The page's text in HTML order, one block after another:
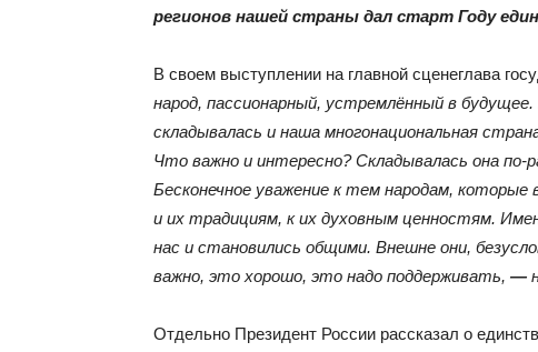
регионов нашей страны дал старт Году
В своем выступлении на главной сценеглава
народ, пассионарный, устремлённый в
складывалась и наша многонациональная
Что важно и интересно? Складывалась она
Бесконечное уважение к тем народам, которые
и их традициям, к их духовным ценностям.
нас и становились общими. Внешне они,
важно, это хорошо, это надо поддерживать, —
Отдельно Президент России рассказал о